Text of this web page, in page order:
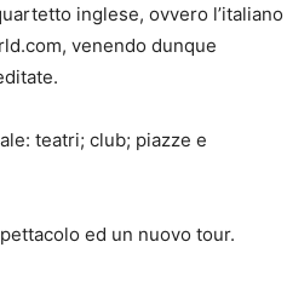
inglese, ovvero l’italiano
venendo dunque
teatri; club; piazze e
ed un nuovo tour.